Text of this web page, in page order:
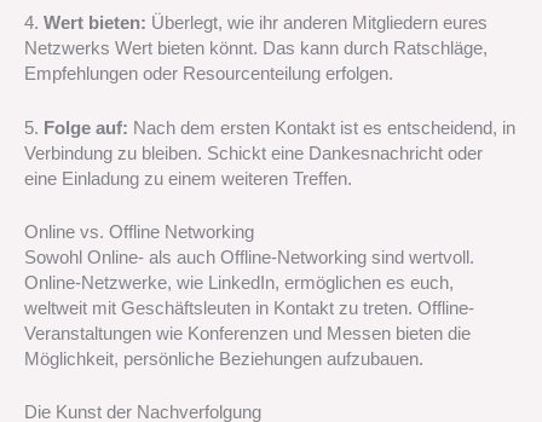
4. Wert bieten: Überlegt, wie ihr anderen Mitgliedern eures
Netzwerks Wert bieten könnt. Das kann durch Ratschläge,
Empfehlungen oder Resourcenteilung erfolgen.
5. Folge auf: Nach dem ersten Kontakt ist es entscheidend, in
Verbindung zu bleiben. Schickt eine Dankesnachricht oder
eine Einladung zu einem weiteren Treffen.
Online vs. Offline Networking
Sowohl Online- als auch Offline-Networking sind wertvoll.
Online-Netzwerke, wie LinkedIn, ermöglichen es euch,
weltweit mit Geschäftsleuten in Kontakt zu treten. Offline-
Veranstaltungen wie Konferenzen und Messen bieten die
Möglichkeit, persönliche Beziehungen aufzubauen.
Die Kunst der Nachverfolgung